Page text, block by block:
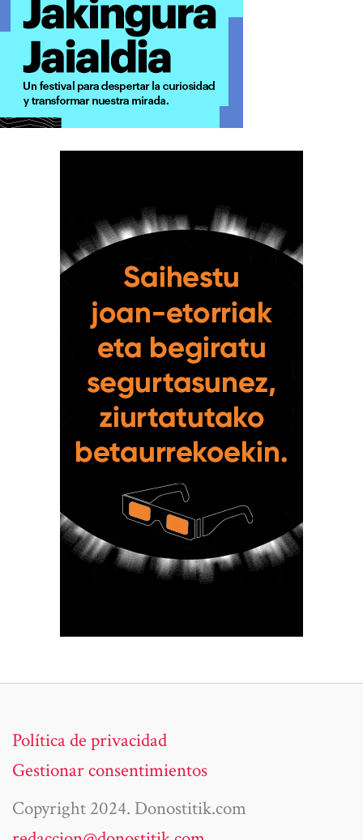
Política de privacidad
Gestionar consentimientos
Copyright 2024. Donostitik.com